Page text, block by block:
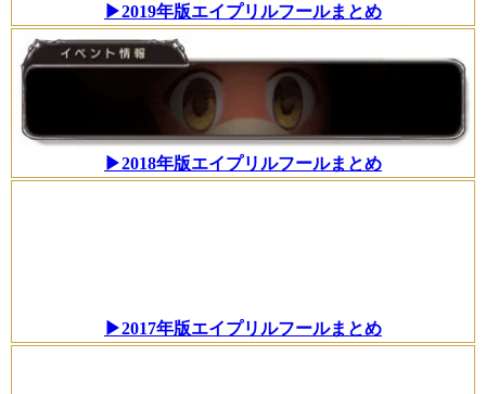
▶2019年版エイプリルフールまとめ
▶2018年版エイプリルフールまとめ
▶2017年版エイプリルフールまとめ